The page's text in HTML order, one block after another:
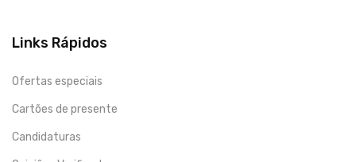
Links Rápidos
Ofertas especiais
Cartões de presente
Candidaturas